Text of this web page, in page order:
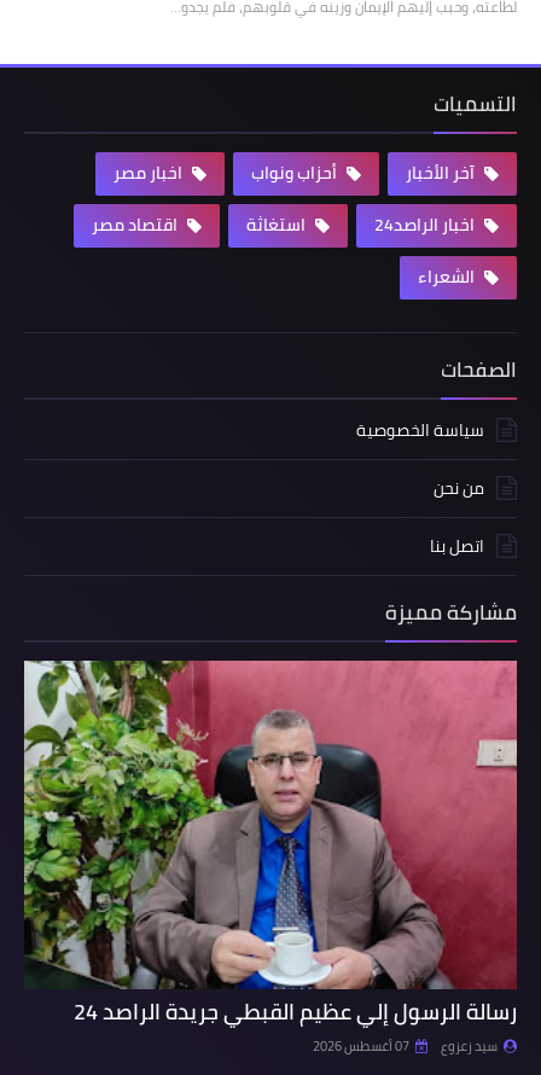
لطاعته، وحبب إليهم الإيمان وزينه في قلوبهم، فلم يجدو…
التسميات
آخر الأخبار أحزاب ونواب
اخبار مصر
اخبار الراصد24
استغاثة
اقتصاد مصر
الشعراء
الصفحات
سياسة الخصوصية
من نحن
اتصل بنا
مشاركة مميزة
رسالة الرسول إلي عظيم القبطي جريدة الراصد 24
سيد زعزوع 07 أغسطس 2026